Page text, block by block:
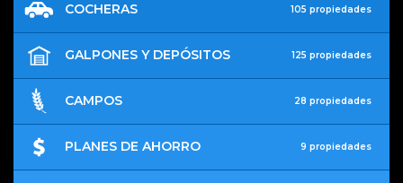
COCHERAS 105 propiedades
GALPONES Y DEPÓSITOS 125 propiedades
CAMPOS 28 propiedades
PLANES DE AHORRO 9 propiedades